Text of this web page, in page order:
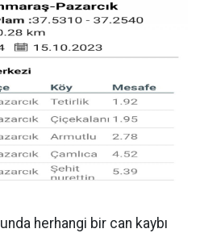
herhangi bir can kaybı